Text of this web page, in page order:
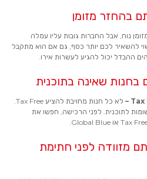
בהחזר מזומן
נוח, אבל החברות גובות עליו עמלה
להשאיר לכם יותר כסף, גם אם הוא מתקבל
בחנות שאינה בתוכנית
לא כל חנות מחויבת להציע Tax Free.
לתוכנית. לפני הרכישה, חפשו את
מזוודה לפני חתימת